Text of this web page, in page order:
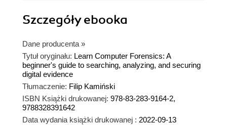
Szczegółyebooka
Dane producenta »
Tytuł oryginału: Learn Computer Forensics: A
beginner's guide to searching, analyzing, and securing
digital evidence
Tłumaczenie: Filip Kamiński
ISBN Książki drukowanej: 978-83-283-9164-2,
9788328391642
Data wydania książki drukowanej : 2022-09-13